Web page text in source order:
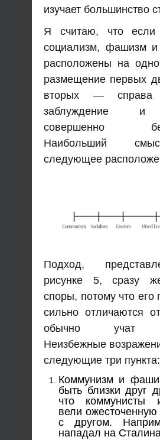
изучает большинство
Я считаю, что если
социализм, фашизм и
расположены на
размещение первых
вторых — справа
заблуждение и
совершенно
Наибольший
следующее
Подход,
рисунке 5, сразу
споры, потому что его
сильно отличаются
обычно учат
Неизбежные
следующие три пункта:
Коммунизм и
быть близки друг
что коммунисты
вели ожесточенную
с другом.
нападал на